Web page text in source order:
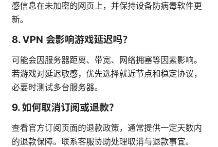
感信息在未加密的网页上，并保持设备防病毒软件更
新。
8. VPN 会影响游戏延迟吗？
可能会因服务器距离、带宽、网络拥塞等因素影响。
若游戏对延迟敏感，优先选择就近节点和稳定协议，
必要时测试多台服务器。
9. 如何取消订阅或退款？
查看官方订阅页面的退款政策，通常提供一定天数内
的退款保障。联系客服协助处理取消与退款事宜。